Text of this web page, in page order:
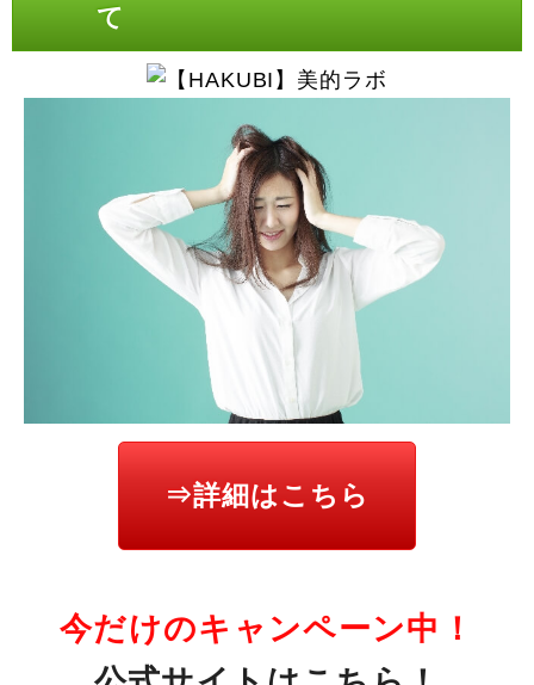
て
⇒詳細はこちら
今だけのキャンペーン中！